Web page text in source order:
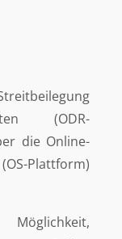
(ODR-
die Online-
Plattform)